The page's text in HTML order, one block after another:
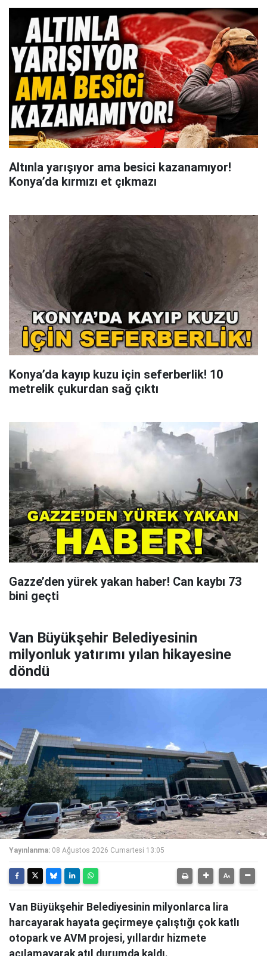
Altınla yarışıyor ama besici kazanamıyor!
Konya’da kırmızı et çıkmazı
Konya’da kayıp kuzu için seferberlik! 10
metrelik çukurdan sağ çıktı
Gazze’den yürek yakan haber! Can kaybı 73
bini geçti
Van Büyükşehir Belediyesinin
milyonluk yatırımı yılan hikayesine
döndü
Yayınlanma: 08 Ağustos 2026 Cumartesi 13:05
Van Büyükşehir Belediyesinin milyonlarca lira
harcayarak hayata geçirmeye çalıştığı çok katlı
otopark ve AVM projesi, yıllardır hizmete